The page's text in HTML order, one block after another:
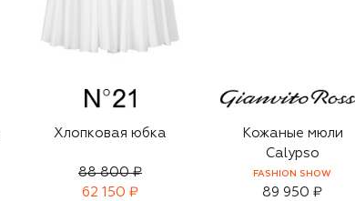
Хлопковая юбка
88 800 ₽
62 150 ₽
Кожаные мюли
Calypso
FASHION SHOW
89 950 ₽